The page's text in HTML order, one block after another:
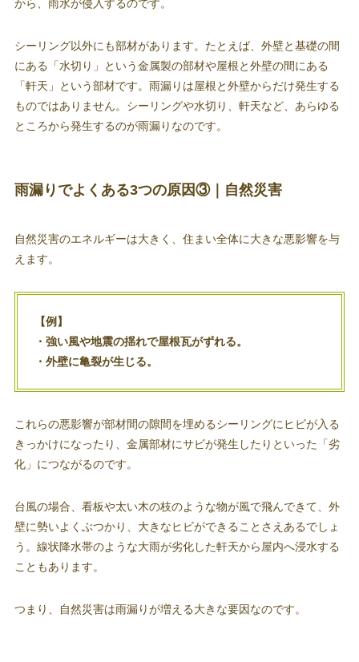
から、雨水が侵入するのです。
シーリング以外にも部材があります。たとえば、外壁と基礎の間
にある「水切り」という金属製の部材や屋根と外壁の間にある
「軒天」という部材です。雨漏りは屋根と外壁からだけ発生する
ものではありません。シーリングや水切り、軒天など、あらゆる
ところから発生するのが雨漏りなのです。
雨漏りでよくある3つの原因③｜自然災害
自然災害のエネルギーは大きく、住まい全体に大きな悪影響を与
えます。
【例】
・強い風や地震の揺れで屋根瓦がずれる。
・外壁に亀裂が生じる。
これらの悪影響が部材間の隙間を埋めるシーリングにヒビが入る
きっかけになったり、金属部材にサビが発生したりといった「劣
化」につながるのです。
台風の場合、看板や太い木の枝のような物が風で飛んできて、外
壁に勢いよくぶつかり、大きなヒビができることさえあるでしょ
う。線状降水帯のような大雨が劣化した軒天から屋内へ浸水する
こともあります。
つまり、自然災害は雨漏りが増える大きな要因なのです。